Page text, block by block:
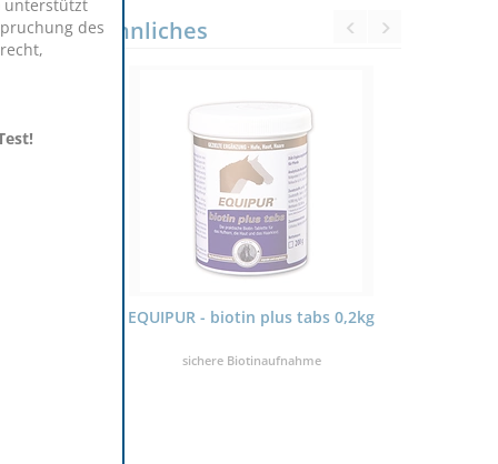
Ähnliches
biotin plus tabs 0,2kg EQUIPUR - biotin plus 1kg
Pulver
unterstützt
des